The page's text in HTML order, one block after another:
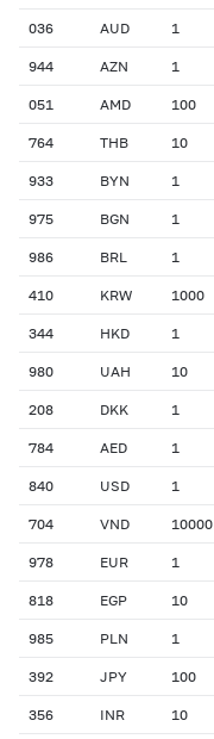
036 AUD 1
944 AZN 1
051 AMD 100
764 THB 10
933 BYN 1
975 BGN 1
986 BRL 1
410 KRW 1000
344 HKD 1
980 UAH 10
208 DKK 1
784 AED 1
840 USD 1
704 VND 10000
978 EUR 1
818 EGP 10
985 PLN 1
392 JPY 100
356 INR 10